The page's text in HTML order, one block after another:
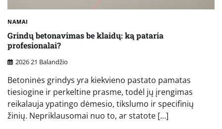
NAMAI
Grindų betonavimas be klaidų: ką pataria
profesionalai?
2026 21 Balandžio
Betoninės grindys yra kiekvieno pastato pamatas
tiesiogine ir perkeltine prasme, todėl jų įrengimas
reikalauja ypatingo dėmesio, tikslumo ir specifinių
žinių. Nepriklausomai nuo to, ar statote […]